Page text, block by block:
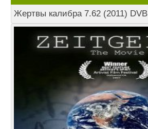
Жертвы калибра 7.62 (2011) DVB